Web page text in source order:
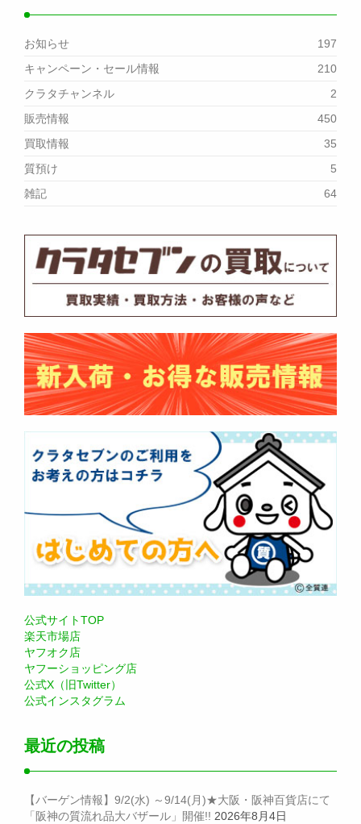
お知らせ
197
キャンペーン・セール情報
210
クラタチャンネル
2
販売情報
450
買取情報
35
質預け
5
雑記
64
公式サイトTOP
楽天市場店
ヤフオク店
ヤフーショッピング店
公式X（旧Twitter）
公式インスタグラム
最近の投稿
【バーゲン情報】9/2(水) ～9/14(月)★大阪・阪神百貨店にて
「阪神の質流れ品大バザール」開催!! 2026年8月4日